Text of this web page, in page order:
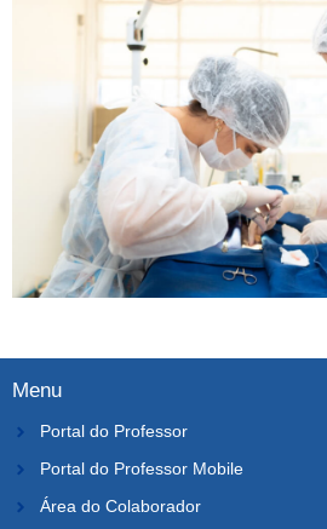
Menu
Portal do Professor
Portal do Professor Mobile
Área do Colaborador